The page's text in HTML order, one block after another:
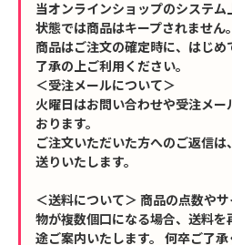
当オンラインショップのシステム
状態では商品はキープされません。
商品はご注文の確定時に、はじめ
了承の上ご利用ください。
＜受注メールについて＞
火曜日はお問い合わせや受注メー
おります。
ご注文いただいた方へのご返信
送りいたします。
＜送料について＞ 商品の点数や
物が複数個口になる場合、送料を
途ご案内いたします。 何卒ご了承